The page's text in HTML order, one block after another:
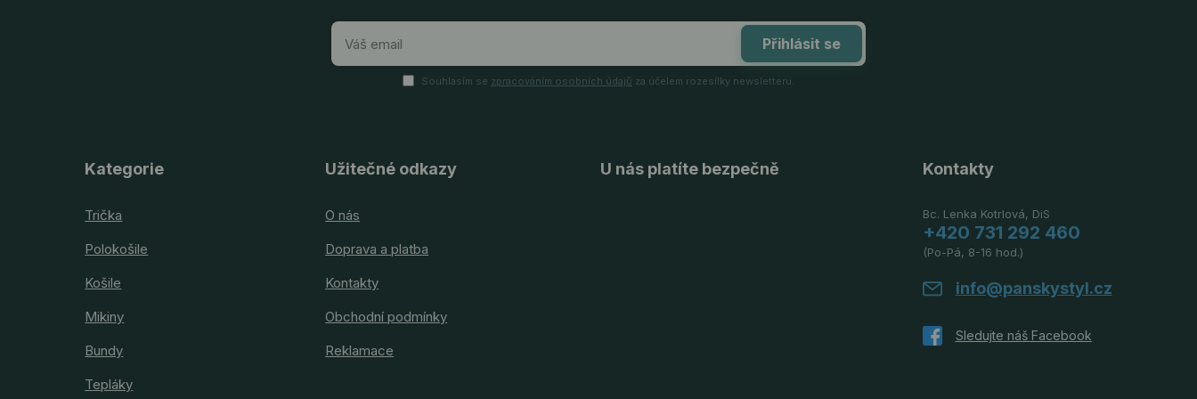
Přihlásit se
Souhlasím se zpracováním osobních údajů za účelem rozesílky newsletteru.
Kategorie
Trička
Polokošile
Košile
Mikiny
Bundy
Tepláky
Užitečné odkazy
O nás
Doprava a platba
Kontakty
Obchodní podmínky
Reklamace
U nás platíte bezpečně Kontakty
Bc. Lenka Kotrlová, DiS
+420 731 292 460
(Po-Pá, 8-16 hod.)
info@panskystyl.cz